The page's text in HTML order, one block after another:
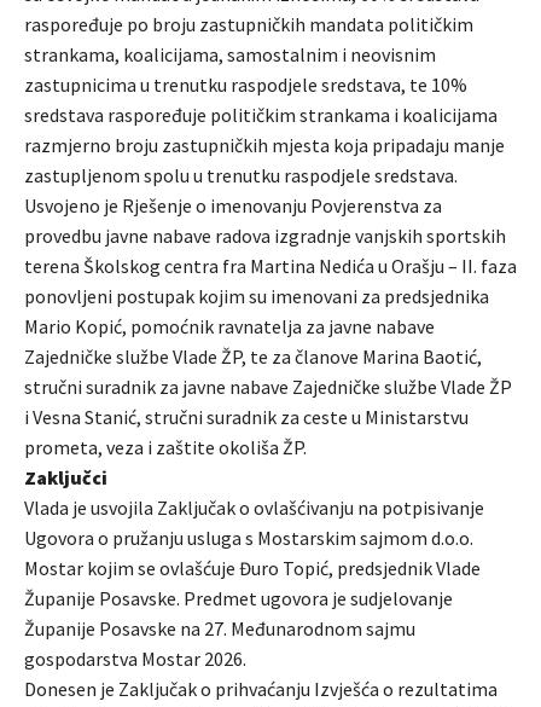
raspoređuje po broju zastupničkih mandata političkim
strankama, koalicijama, samostalnim i neovisnim
zastupnicima u trenutku raspodjele sredstava, te 10%
sredstava raspoređuje političkim strankama i koalicijama
razmjerno broju zastupničkih mjesta koja pripadaju manje
zastupljenom spolu u trenutku raspodjele sredstava.
Usvojeno je Rješenje o imenovanju Povjerenstva za
provedbu javne nabave radova izgradnje vanjskih sportskih
terena Školskog centra fra Martina Nedića u Orašju – II. faza
ponovljeni postupak kojim su imenovani za predsjednika
Mario Kopić, pomoćnik ravnatelja za javne nabave
Zajedničke službe Vlade ŽP, te za članove Marina Baotić,
stručni suradnik za javne nabave Zajedničke službe Vlade ŽP
i Vesna Stanić, stručni suradnik za ceste u Ministarstvu
prometa, veza i zaštite okoliša ŽP.
Zaključci
Vlada je usvojila Zaključak o ovlašćivanju na potpisivanje
Ugovora o pružanju usluga s Mostarskim sajmom d.o.o.
Mostar kojim se ovlašćuje Đuro Topić, predsjednik Vlade
Županije Posavske. Predmet ugovora je sudjelovanje
Županije Posavske na 27. Međunarodnom sajmu
gospodarstva Mostar 2026.
Donesen je Zaključak o prihvaćanju Izvješća o rezultatima